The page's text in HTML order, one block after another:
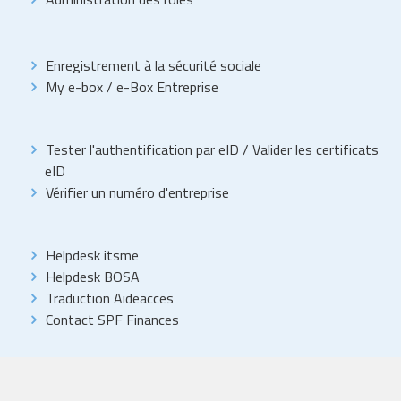
Enregistrement à la sécurité sociale
My e-box/ e-Box Entreprise
Tester l'authentification par eID / Valider les certificats
eID
Vérifier un numéro d'entreprise
Helpdesk itsme
Helpdesk BOSA
Traduction Aideacces
Contact SPF Finances